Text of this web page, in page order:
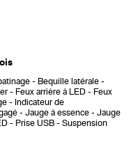
Bequille latérale
Feux arrière à LED
Feux
Indicateur de
Jauge à essence
Jauge
Prise USB
Suspension